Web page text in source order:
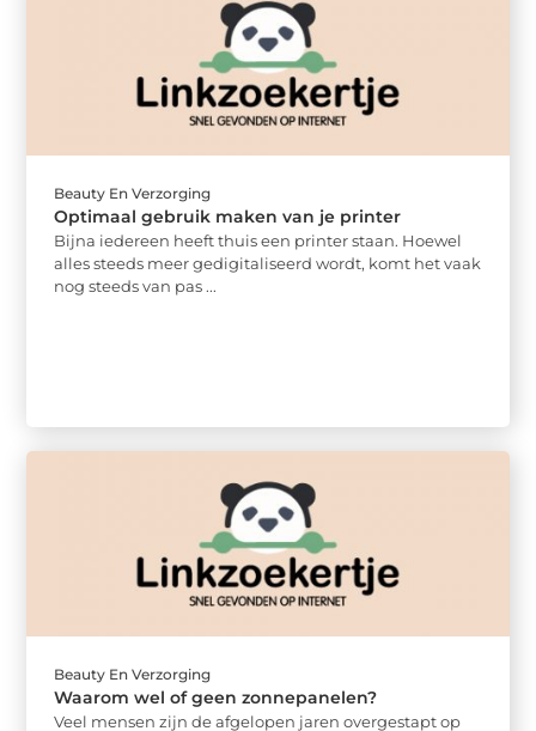
Beauty En Verzorging
Optimaal gebruik maken van je printer
Bijna iedereen heeft thuis een printer staan. Hoewel
alles steeds meer gedigitaliseerd wordt, komt het vaak
nog steeds van pas ...
Beauty En Verzorging
Waarom wel of geen zonnepanelen?
Veel mensen zijn de afgelopen jaren overgestapt op